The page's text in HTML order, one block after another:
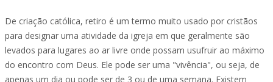
De criação católica, retiro é um termo muito usado por cristãos
para designar uma atividade da igreja em que geralmente são
levados para lugares ao ar livre onde possam usufruir ao máximo
do encontro com Deus. Ele pode ser uma "vivência", ou seja, de
apenas um dia ou pode ser de 3 ou de uma semana. Existem